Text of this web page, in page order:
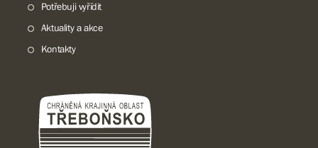
Potřebuji vyřídit
Aktuality a akce
Kontakty